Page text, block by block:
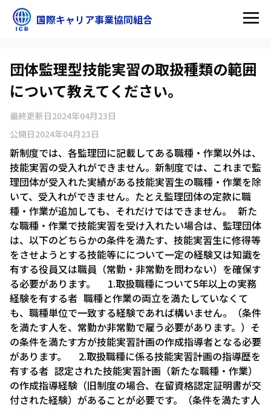
国際キャリア事業協同組合
団体監理型技能実習の取扱種類の範囲
について教えてください。
最終更新日2024年04月23日
公開日2024年04月23日
新制度では、各監理団に記載してある職種・作業以外は、
技能実習の受入れができません。新制度では、これまで監
理団体が受入れた実績がある技能実習生の職種・作業を除
いて、受入れができません。たとえ監理団体の定款に職
種・作業が追加しても、それだけではできません。 新た
な職種・作業で技能実習を受け入れたい場合は、監理団体
は、以下のどちらかの条件を満たす、技能実習生に修得等
をさせようとする技能等にについて一定の経験又は知識を
有する役員又は職員（常勤・非常勤を問わない）を確保す
る必要があります。 1.取扱職種について5年以上の実務
経験を有する者 職種と作業の両立を満たしていなくて
も、職種単位で一致する経験であれば構いません。（条件
を満たす人を、常勤か非常勤で雇う必要があります。）そ
の条件を満たす方が技能実習計画の作成指導者となる必要
があります。 2.取扱職種に係る技能実習計画の指導歴を
有する者 認定された技能実習計画（新たな職種・作業）
の作成指導経験（旧制度の場合、在留資格認定証明書が交
付された経験）があることが必要です。（条件を満たす人